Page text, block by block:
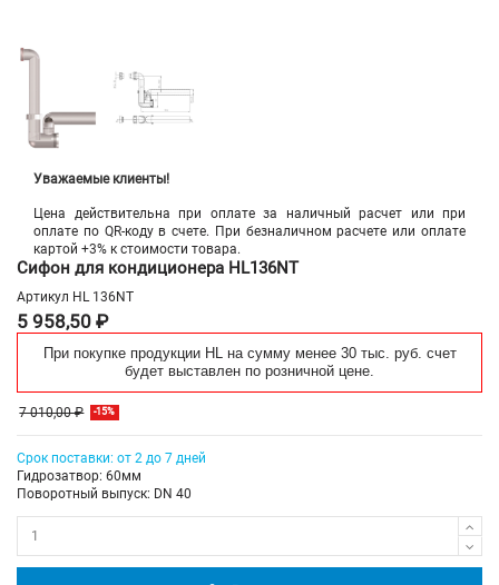
Уважаемые клиенты!
Цена действительна при оплате за наличный расчет или при
оплате по QR-коду в счете. При безналичном расчете или оплате
картой +3% к стоимости товара.
Сифон для кондиционера HL136NT
Артикул HL 136NT
5 958,50 ₽
При покупке продукции HL на сумму менее 30 тыс. руб. счет
будет выставлен по розничной цене.
7 010,00 ₽ -15%
Срок поставки: от 2 до 7 дней
Гидрозатвор: 60мм
Поворотный выпуск: DN 40